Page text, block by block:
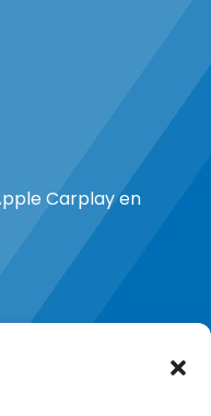
Carplay en